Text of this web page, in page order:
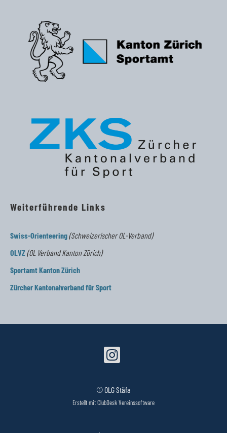
Weiterführende Links
Swiss-Orienteering(Schweizerischer OL-Verband)
OLVZ(OL Verband Kanton Zürich)
Sportamt Kanton Zürich
Zürcher Kantonalverband für Sport
© OLG Stäfa
Erstellt mit ClubDesk Vereinssoftware